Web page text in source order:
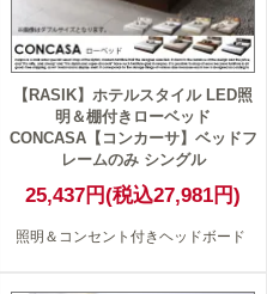
【RASIK】ホテルスタイル LED照
明＆棚付きローベッド
CONCASA【コンカーサ】ベッドフ
レームのみ シングル
25,437円(税込27,981円)
照明＆コンセント付きヘッドボード